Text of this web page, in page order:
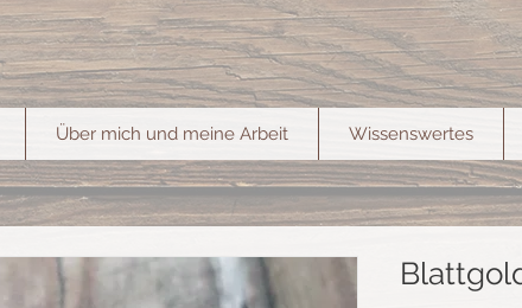
Über mich und meine Arbeit Wissenswertes